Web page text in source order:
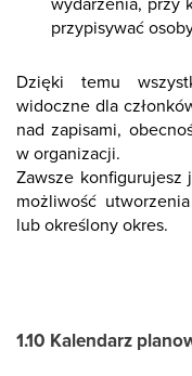
przypisywać
Dzięki temu
widoczne dla
nad zapisami,
w organizacji.
Zawsze konfigurujesz
możliwość
lub określony okres.
1.10 Kalendarz